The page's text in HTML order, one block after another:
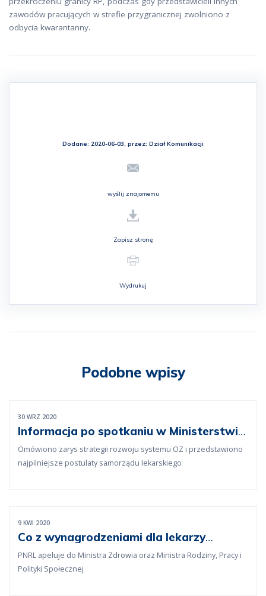
zawodów pracujących w strefie przygranicznej zwolniono z
odbycia kwarantanny.
Dodane: 2020-06-03, przez: Dział Komunikacji
wyślij znajomemu
Zapisz stronę
Wydrukuj
Podobne wpisy
30 WRZ 2020
Informacja po spotkaniu w Ministerstwie
Zdrowia
Omówiono zarys strategii rozwoju systemu OZ i przedstawiono
najpilniejsze postulaty samorządu lekarskiego
9 KWI 2020
Co z wynagrodzeniami dla lekarzy
kontraktowych na kwarantannie?
PNRL apeluje do Ministra Zdrowia oraz Ministra Rodziny, Pracy i
Polityki Społecznej